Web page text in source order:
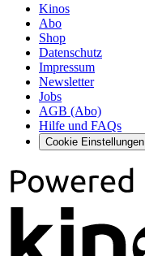
Kinos
Abo
Shop
Datenschutz
Impressum
Newsletter
Jobs
AGB (Abo)
Hilfe und FAQs
Cookie Einstellungen